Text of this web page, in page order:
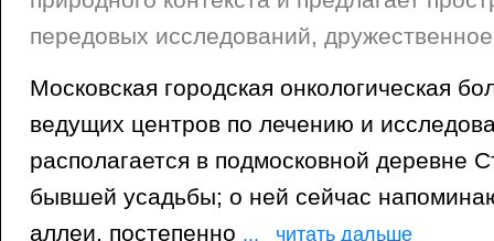
передовых исследований,
Московская городская онкологическая
ведущих центров по лечению и
располагается в подмосковной деревне
бывшей усадьбы; о ней сейчас
аллеи, постепенно ... читать дальше